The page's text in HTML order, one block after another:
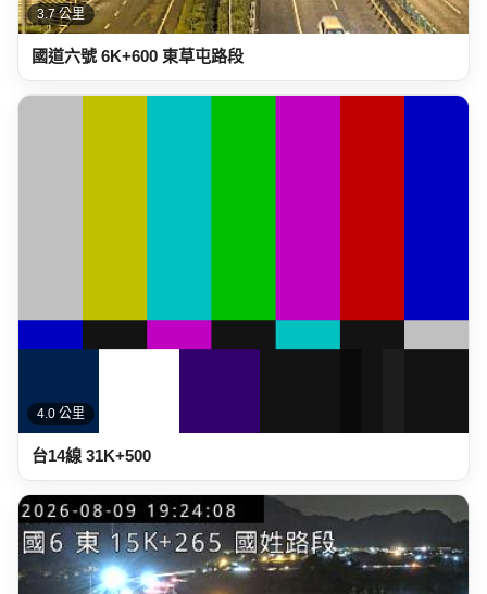
3.7 公里
國道六號 6K+600 東草屯路段
4.0 公里
台14線 31K+500